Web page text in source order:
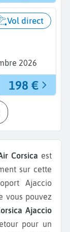
2026
Vol direct
198 €
Corsica est
sur cette
Ajaccio
vous pouvez
Ajaccio
pour un